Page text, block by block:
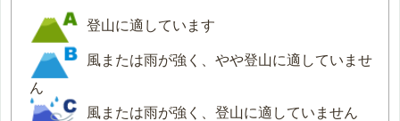
登山に適しています
風または雨が強く、やや登山に適していませ
ん
風または雨が強く、登山に適していません